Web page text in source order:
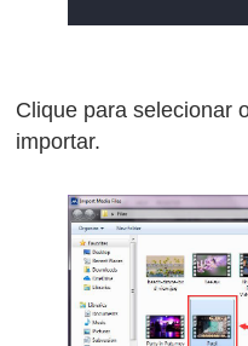
Clique para selecionar
importar.